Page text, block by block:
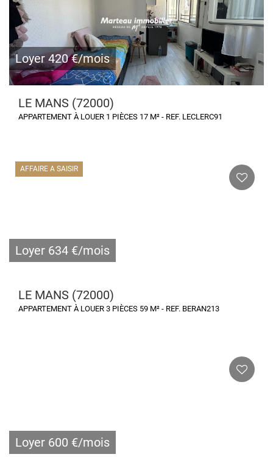
Loyer 420 €/mois
LE MANS (72000)
APPARTEMENT À LOUER 1 PIÈCES 17 M² - REF. LECLERC91
AFFAIRE A SAISIR
Loyer 634 €/mois
LE MANS (72000)
APPARTEMENT À LOUER 3 PIÈCES 59 M² - REF. BERAN213
Loyer 600 €/mois